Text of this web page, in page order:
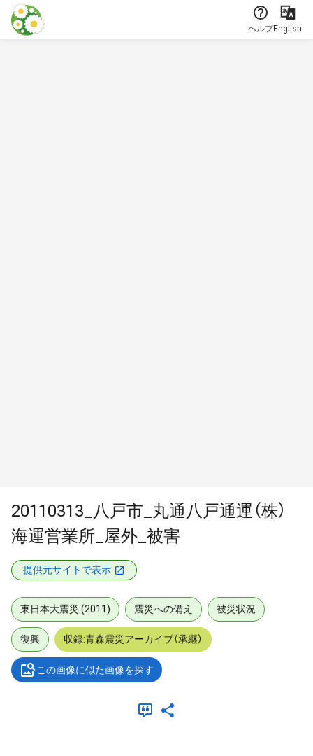
本文に飛ぶ
ヘルプEnglish
20110313_八戸市_丸通八戸通運（株）
海運営業所_屋外_被害
提供元サイトで表示
東日本大震災 (2011) 震災への備え 被災状況
復興 収録:青森震災アーカイブ（承継）
この画像に似た画像を探す